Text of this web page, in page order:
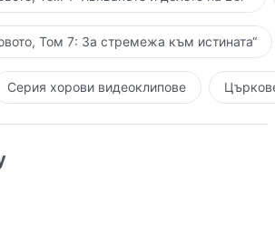
Том 7: За стремежа към истината“
Серия хорови видеоклипове